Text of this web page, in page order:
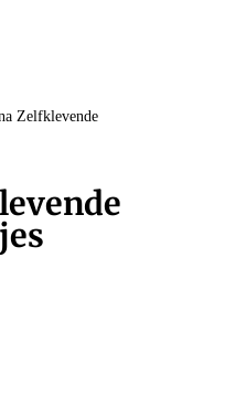
Zelfklevende